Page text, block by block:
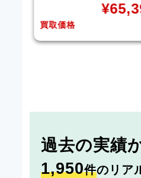
買取価格
¥
過去の実績
1,950件のリア